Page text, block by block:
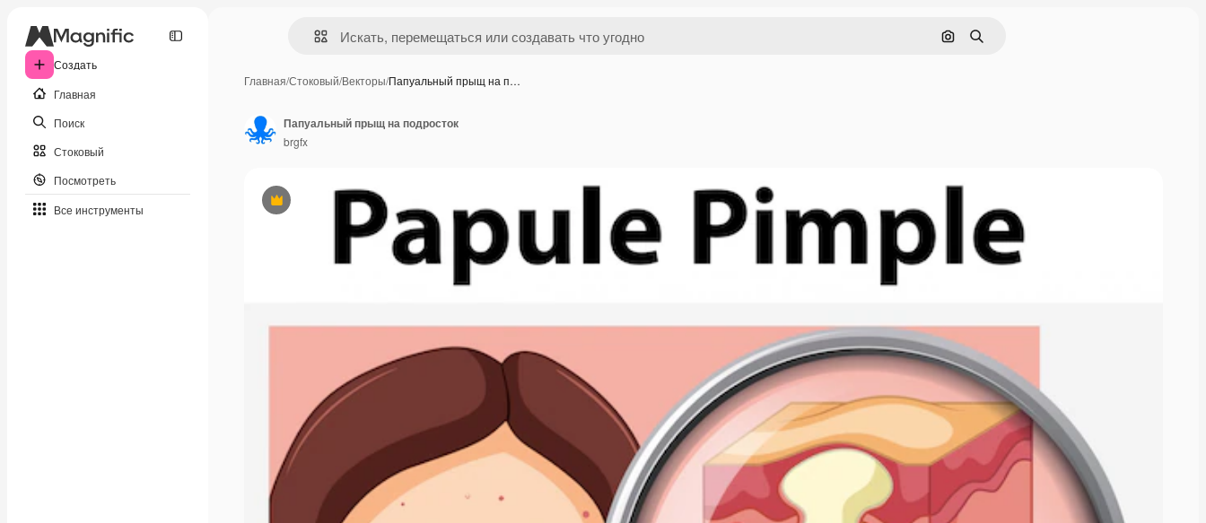
Создать
Главная
Поиск
Стоковый
Посмотреть
Все инструменты
Поиск по изображению
Поиск
Главная/Стоковый/Векторы/Папуальный прыщ на п…
Премиум
Папуальный прыщ на подросток
brgfx